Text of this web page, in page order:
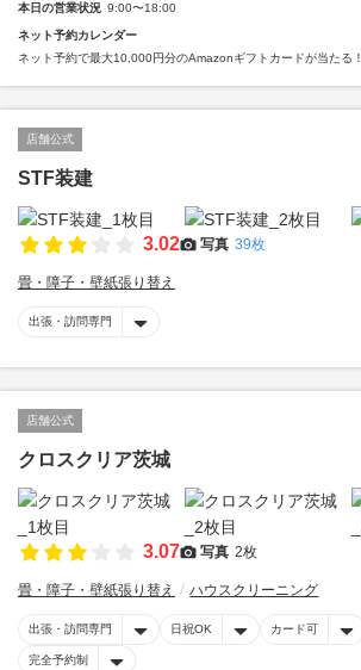
本日の営業状況 9:00〜18:00
ネット予約カレンダー
ネット予約で最大10,000円分のAmazonギフトカードが当たる！
店舗公式
STF装建
3.02 写真 39枚
畳・障子・壁紙張り替え
出張・訪問専門
店舗公式
クロスクリア茨城
3.07 写真 2枚
畳・障子・壁紙張り替え ハウスクリーニング
出張・訪問専門 日祝OK カード可
完全予約制